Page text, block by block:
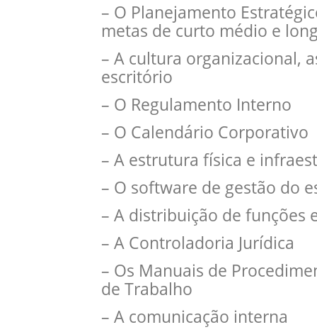
– O Planejamento
metas de curto médio e
– A cultura organizacional,
escritório
– O Regulamento Interno
– O Calendário Corporativo
– A estrutura física e
– O software de gestão do
– A distribuição de funções
– A Controladoria Jurídica
– Os Manuais de
de Trabalho
– A comunicação interna